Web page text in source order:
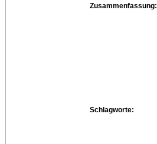
Zusammenfassung:
Schlagworte: